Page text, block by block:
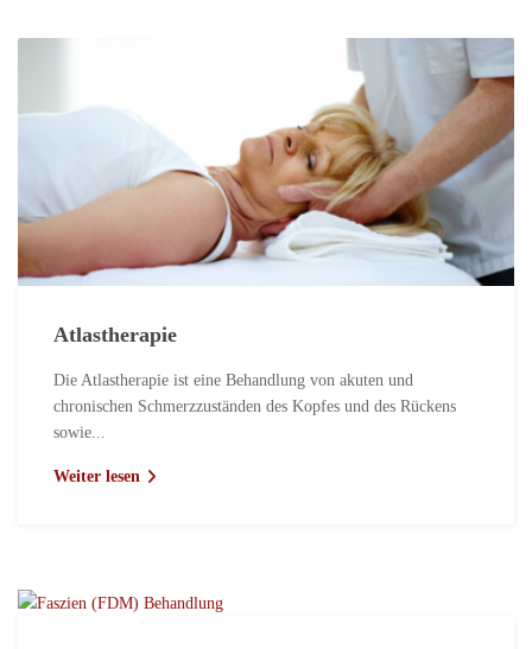
Atlastherapie
Die Atlastherapie ist eine Behandlung von akuten und
chronischen Schmerzzuständen des Kopfes und des Rückens
sowie...
Weiter lesen